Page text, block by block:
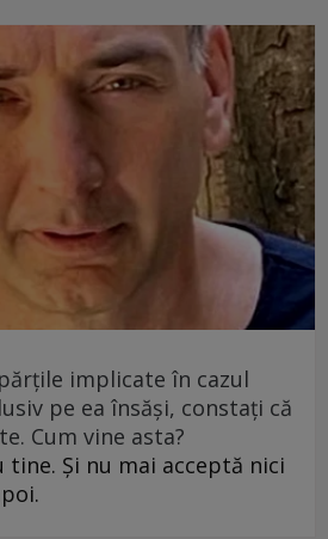
implicate în cazul
pe ea însăși, constați că
Cum vine asta?
tine. Și nu mai acceptă nici